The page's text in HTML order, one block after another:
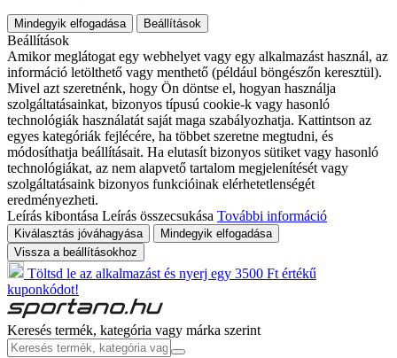
Mindegyik elfogadása Beállítások
Beállítások
Amikor meglátogat egy webhelyet vagy egy alkalmazást használ, az
információ letölthető vagy menthető (például böngészőn keresztül).
Mivel azt szeretnénk, hogy Ön döntse el, hogyan használja
szolgáltatásainkat, bizonyos típusú cookie-k vagy hasonló
technológiák használatát saját maga szabályozhatja. Kattintson az
egyes kategóriák fejlécére, ha többet szeretne megtudni, és
módosíthatja beállításait. Ha elutasít bizonyos sütiket vagy hasonló
technológiákat, az nem alapvető tartalom megjelenítését vagy
szolgáltatásaink bizonyos funkcióinak elérhetetlenségét
eredményezheti.
Leírás kibontása Leírás összecsukása További információ
Kiválasztás jóváhagyása
Mindegyik elfogadása
Vissza a beállításokhoz
Töltsd le az alkalmazást és nyerj egy 3500 Ft értékű
kuponkódot!
Keresés termék, kategória vagy márka szerint